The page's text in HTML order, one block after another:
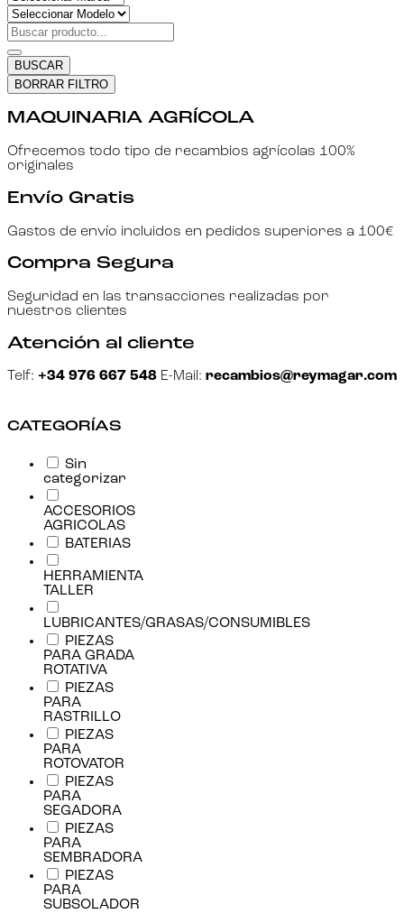
BUSCAR
BORRAR FILTRO
MAQUINARIA AGRÍCOLA
Ofrecemos todo tipo de recambios agrícolas 100%
originales
Envío Gratis
Gastos de envío incluidos en pedidos superiores a 100€
Compra Segura
Seguridad en las transacciones realizadas por
nuestros clientes
Atención al cliente
Telf: +34 976 667 548 E-Mail: recambios@reymagar.com
CATEGORÍAS
Sin
categorizar
ACCESORIOS
AGRICOLAS
BATERIAS
HERRAMIENTA
TALLER
LUBRICANTES/GRASAS/CONSUMIBLES
PIEZAS
PARA GRADA
ROTATIVA
PIEZAS
PARA
RASTRILLO
PIEZAS
PARA
ROTOVATOR
PIEZAS
PARA
SEGADORA
PIEZAS
PARA
SEMBRADORA
PIEZAS
PARA
SUBSOLADOR